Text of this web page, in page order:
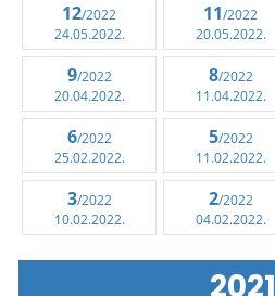
12/2022
24.05.2022.
11/2022
20.05.2022.
9/2022
20.04.2022.
8/2022
11.04.2022.
6/2022
25.02.2022.
5/2022
11.02.2022.
3/2022
10.02.2022.
2/2022
04.02.2022.
2021